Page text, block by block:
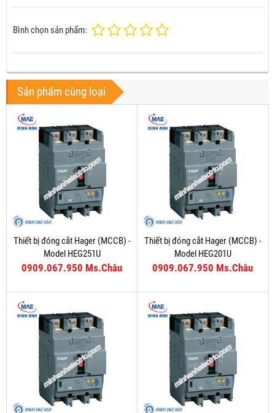
Bình chọn sản phẩm:
Sản phẩm cùng loại
Thiết bị đóng cắt Hager (MCCB) -
Model HEG251U
0909.067.950 Ms.Châu
Thiết bị đóng cắt Hager (MCCB) -
Model HEG201U
0909.067.950 Ms.Châu